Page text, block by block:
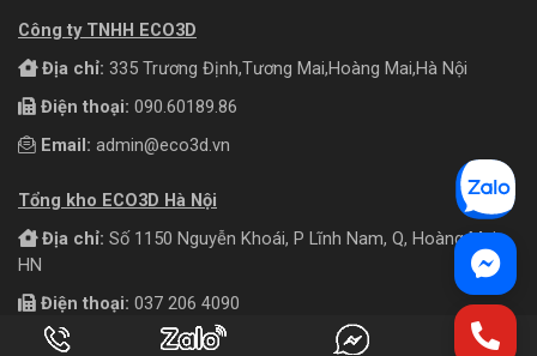
Công ty TNHH ECO3D
Địa chỉ: 335 Trương Định,Tương Mai,Hoàng Mai,Hà Nội
Điện thoại: 090.60189.86
Email: admin@eco3d.vn
Tổng kho ECO3D Hà Nội
Địa chỉ: Số 1150 Nguyễn Khoái, P Lĩnh Nam, Q, Hoàng Mai,
HN
Điện thoại: 037 206 4090